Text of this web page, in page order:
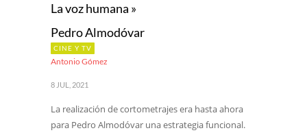
La voz humana »
Pedro Almodóvar
CINE Y TV
Antonio Gómez
8 JUL, 2021
La realización de cortometrajes era hasta ahora
para Pedro Almodóvar una estrategia funcional.